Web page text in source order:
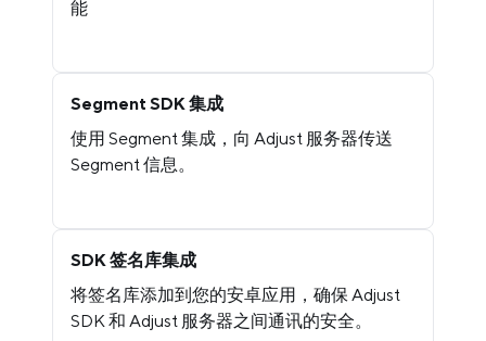
能
Segment SDK 集成
使用 Segment 集成，向 Adjust 服务器传送
Segment 信息。
SDK 签名库集成
将签名库添加到您的安卓应用，确保 Adjust
SDK 和 Adjust 服务器之间通讯的安全。